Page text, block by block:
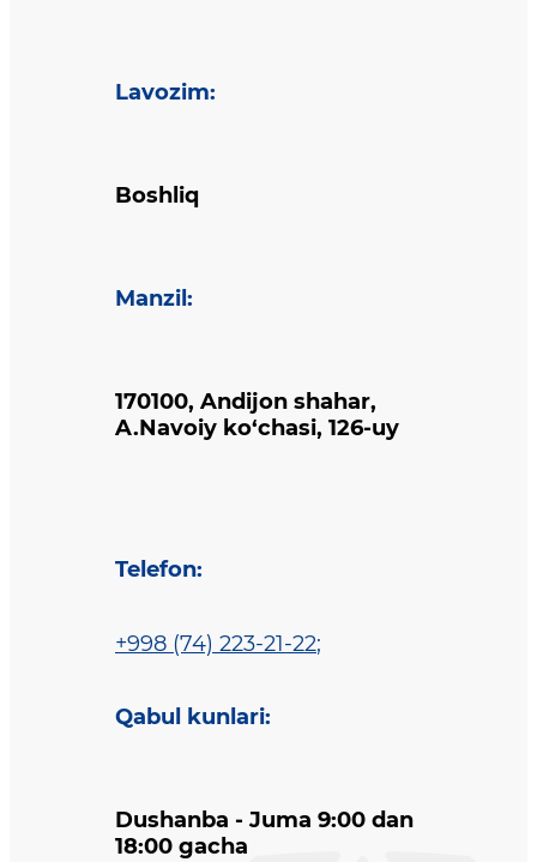
Lavozim:
Boshliq
Manzil :
170100, Andijon shahar,
A.Navoiy ko‘chasi, 126-uy
Telefon:
+998 (74) 223-21-22;
Qabul kunlari:
Dushanba - Juma 9:00 dan
18:00 gacha